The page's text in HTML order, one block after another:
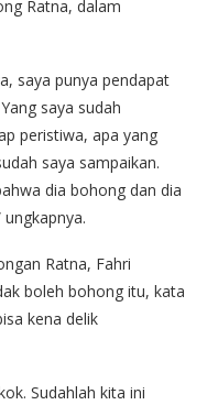
Ratna, dalam
saya punya pendapat
saya sudah
peristiwa, apa yang
saya sampaikan.
dia bohong dan dia
Ratna, Fahri
boleh bohong itu, kata
kena delik
Sudahlah kita ini